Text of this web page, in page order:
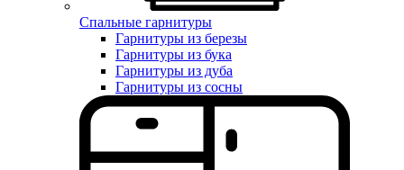
Спальные гарнитуры
Гарнитуры из березы
Гарнитуры из бука
Гарнитуры из дуба
Гарнитуры из сосны